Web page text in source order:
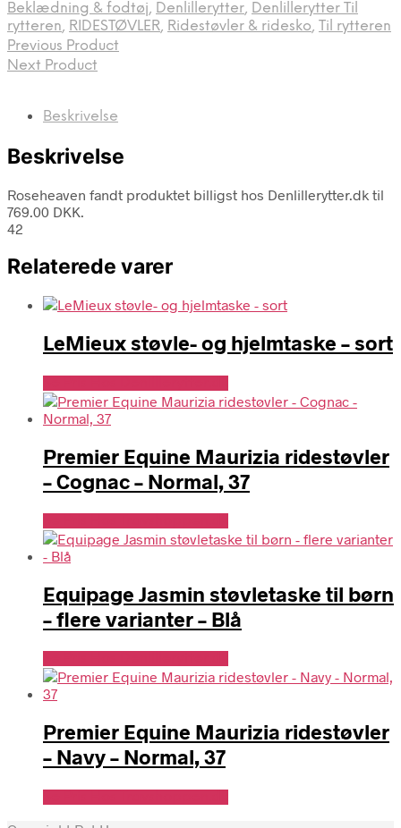
Beklædning & fodtøj, Denlillerytter, Denlillerytter Til
rytteren, RIDESTØVLER, Ridestøvler & ridesko, Til rytteren
Previous Product
Next Product
Beskrivelse
Beskrivelse
Roseheaven fandt produktet billigst hos Denlillerytter.dk til
769.00 DKK.
42
Relaterede varer
LeMieux støvle- og hjelmtaske – sort
Premier Equine Maurizia ridestøvler
– Cognac – Normal, 37
Equipage Jasmin støvletaske til børn
– flere varianter – Blå
Premier Equine Maurizia ridestøvler
– Navy – Normal, 37